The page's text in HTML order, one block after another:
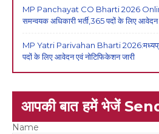
MP Panchayat CO Bharti 2026
समन्वयक अधिकारी भर्ती,365 पदों के लिए आवेदन
MP Yatri Parivahan Bharti
पदों के लिए आवेदन एवं नोटिफिकेशन जारी
आपकी बात हमें भेजें
Name